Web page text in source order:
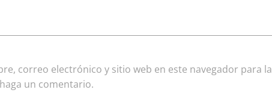
correo electrónico y sitio web en este navegador para la
un comentario.